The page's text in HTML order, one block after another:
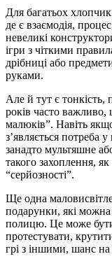
Для багатьох
де є взаємодія,
невеликі
ігри з чіткими
дрібниці або
руками.
Але й тут є тонкість,
років часто
малюків”. Навіть
з’являється потреба
занадто мультяшне
такого захоплення,
“серйозності”.
Ще одна
подарунки, які можна
полицю. Це може бути
протестувати,
грі з іншими, шанс